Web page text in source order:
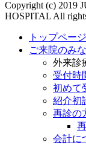
Copyright (c) 2019
HOSPITAL All
トップページ
ご来院のみ
外来診
受付時
初めて
紹介初
再診の
会計に